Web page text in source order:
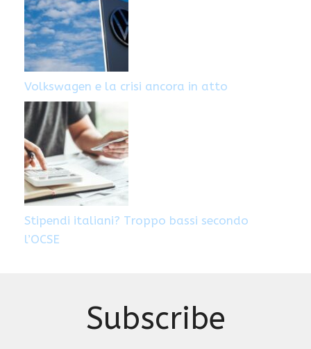
Volkswagen e la crisi ancora in atto
Stipendi italiani? Troppo bassi secondo
l’OCSE
Subscribe